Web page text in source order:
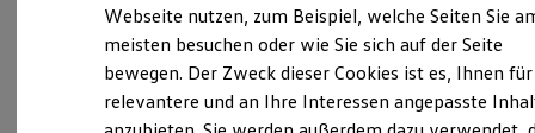
Laden
Laden unterwegs
Laden Zuhause
Ladestationen finden
Ladezeitensimulator
info@hertingotter.de
+49 6109 76340
Webseite nutzen, zum Beispiel, welche Seiten Sie
meisten besuchen oder wie Sie sich auf der Seite
bewegen. Der Zweck dieser Cookies ist es, Ihnen für
relevantere und an Ihre Interessen angepasste